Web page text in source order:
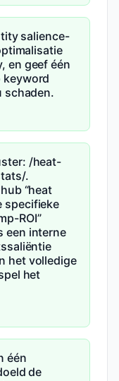
salience-
en geef één
keyword
schaden.
/heat-
.
“heat
specifieke
ROI”
een interne
het volledige
het
één
de